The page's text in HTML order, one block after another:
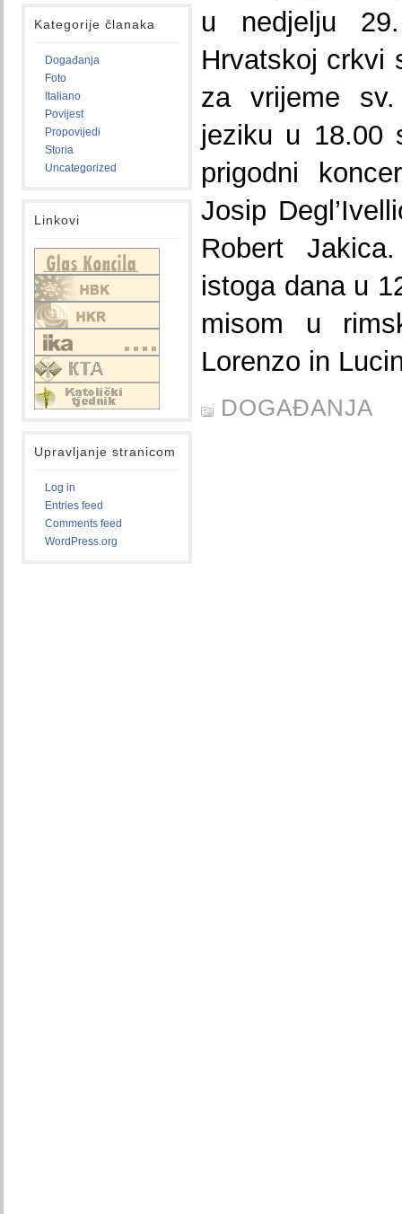
Kategorije članaka
Događanja
Foto
Italiano
Povijest
Propovijedi
Storia
Uncategorized
Linkovi
Upravljanje stranicom
Log in
Entries feed
Comments feed
WordPress.org
u nedjelju
Hrvatskoj crkvi
za vrijeme
jeziku u 18.00
prigodni
Josip
Robert
istoga dana u
misom u
Lorenzo in
DOGAĐANJA